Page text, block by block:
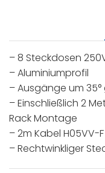
– 8 Steckdosen
– Aluminiumprofil
– Ausgänge um
– Einschließlich 2
Rack Montage
– 2m Kabel H05VV-F
– Rechtwinkliger